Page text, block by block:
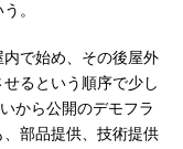
。
で始め、その後屋外
るという順序で少し
から公開のデモフラ
部品提供、技術提供